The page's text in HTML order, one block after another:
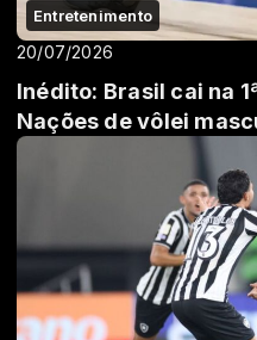
Entretenimento
20/07/2026
Inédito: Brasil cai na
Nações de vôlei